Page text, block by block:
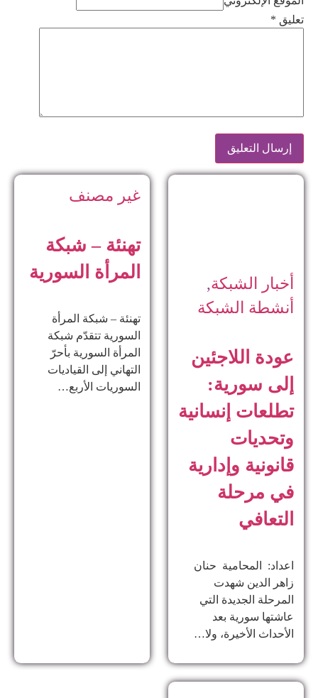
تعليق *
أخبار الشبكة,
أنشطة الشبكة
عودة اللاجئين
إلى سورية:
تطلعات إنسانية
وتحديات
قانونية وإدارية
في مرحلة
التعافي
اعداد: المحامية حنان
زاهر الدين ​شهدت
المرحلة الجديدة التي
عاشتها سورية بعد
الأحداث الأخيرة، ولا…
غير مصنف
تهنئة – شبكة
المرأة السورية
تهنئة – شبكة المرأة
السورية تتقدّم شبكة
المرأة السورية بأحرّ
التهاني إلى القياديات
السوريات الأربع…